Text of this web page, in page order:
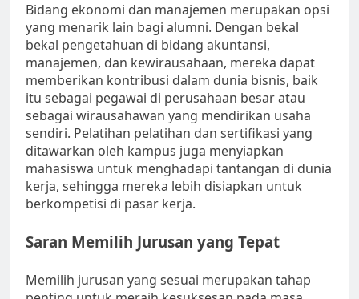
Bidang ekonomi dan manajemen merupakan opsi
yang menarik lain bagi alumni. Dengan bekal
bekal pengetahuan di bidang akuntansi,
manajemen, dan kewirausahaan, mereka dapat
memberikan kontribusi dalam dunia bisnis, baik
itu sebagai pegawai di perusahaan besar atau
sebagai wirausahawan yang mendirikan usaha
sendiri. Pelatihan pelatihan dan sertifikasi yang
ditawarkan oleh kampus juga menyiapkan
mahasiswa untuk menghadapi tantangan di dunia
kerja, sehingga mereka lebih disiapkan untuk
berkompetisi di pasar kerja.
Saran Memilih Jurusan yang Tepat
Memilih jurusan yang sesuai merupakan tahap